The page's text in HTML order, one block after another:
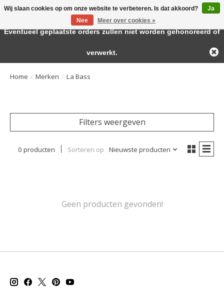
Large selection of products and fast shipping!
Home / Merken / La Bass
Filters weergeven
0 producten Sorteren op Nieuwste producten
Geen producten gevonden!
Wij slaan cookies op om onze website te verbeteren. Is dat akkoord?
Ja
Nee
Meer over cookies »
← Keer terug naar de backofficeDeze winkel is in aanbouw.
Eventueel geplaatste orders zullen niet worden gehonoreerd of
verwerkt.